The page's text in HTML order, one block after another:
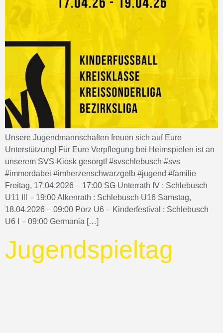
Unsere Jugendmannschaften freuen sich auf Eure
Unterstützung! Für Eure Verpflegung bei Heimspielen ist an
unserem SVS-Kiosk gesorgt! #svschlebusch #svs
#immerdabei #imherzenschwarzgelb #jugend #familie
Freitag, 17.04.2026 – 17:00 SG Unterrath IV : Schlebusch
U11 Ill – 19:00 Alkenrath : Schlebusch U16 Samstag,
18.04.2026 – 09:00 Porz U6 – Kinderfestival : Schlebusch
U6 I – 09:00 Germania […]
Jugendspieltag